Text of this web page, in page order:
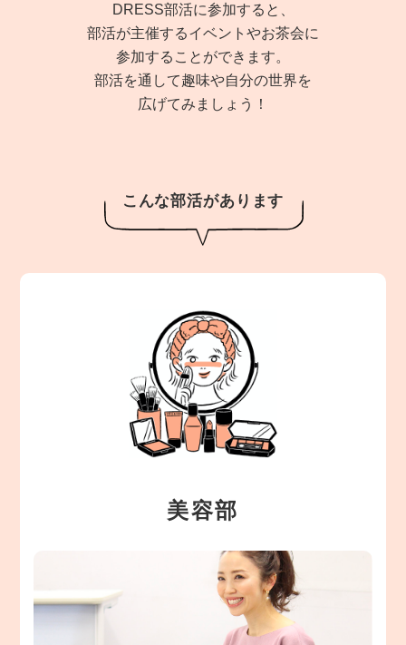
DRESS部活に参加すると、
部活が主催するイベントやお茶会に
参加することができます。
部活を通して趣味や自分の世界を
広げてみましょう！
こんな部活があります
美容部